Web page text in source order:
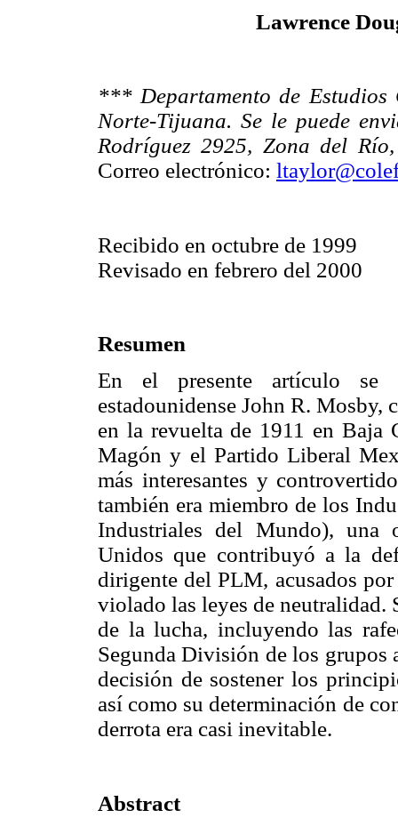
Lawrence
*** Departamento de
Norte-Tijuana. Se le puede
Rodríguez 2925, Zona del
Correo electrónico:
Recibido en octubre de 1999
Revisado en febrero del 2000
Resumen
En el presente artículo se
estadounidense John R. Mosby,
en la revuelta de 1911 en Baja
Magón y el Partido Liberal
más interesantes y
también era miembro de los
Industriales del Mundo), una
Unidos que contribuyó a la
dirigente del PLM, acusados
violado las leyes de neutralidad.
de la lucha, incluyendo las
Segunda División de los grupos
decisión de sostener los
así como su determinación de
derrota era casi inevitable.
Abstract